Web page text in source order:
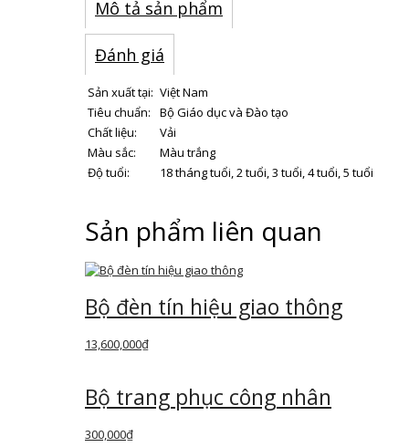
Mô tả sản phẩm
Đánh giá
Sản xuất tại: Việt Nam
Tiêu chuẩn:
Bộ Giáo dục và Đào tạo
Chất liệu:
Vải
Màu sắc:
Màu trắng
Độ tuổi:
18 tháng tuổi, 2 tuổi, 3 tuổi, 4 tuổi, 5 tuổi
Sản phẩm liên quan
Bộ đèn tín hiệu giao thông
13,600,000₫
Bộ trang phục công nhân
300,000₫